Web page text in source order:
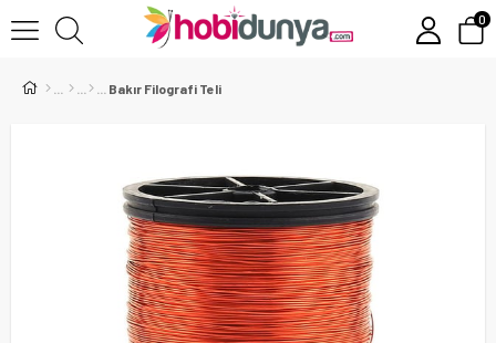
0
Bakır Filografi Teli